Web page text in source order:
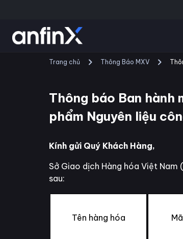
Trang chủ Thông Báo MXV
Thông báo Ban
phẩm Nguyên liệu
Kính gửi Quý Khách Hàng,
Sở Giao dịch Hàng hóa Việt
sau:
Tên hàng hóa